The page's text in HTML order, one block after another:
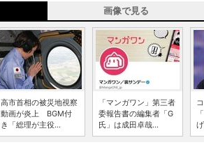
画像で見る
高市首相の被災地視察
動画が炎上 BGM付
き「総理が主役...
「マンガワン」第三者
委報告書の編集者「G
氏」は成田卓哉...